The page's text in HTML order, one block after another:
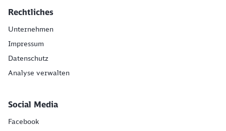
Rechtliches
Unternehmen
Impressum
Datenschutz
Analyse verwalten
Social Media
Facebook